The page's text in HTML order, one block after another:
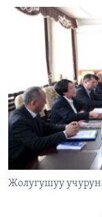
БИЗ ЖАНА ДҮЙНӨ
ДАНИСТЕ
ЭЖЕ-СИҢДИЛЕР
АЗАТТЫК+
ЫҢГАЙСЫЗ
Русский
ОНЛАЙН ШЕРИНЕ
ЭЕ/АРнун
Жолугушуу